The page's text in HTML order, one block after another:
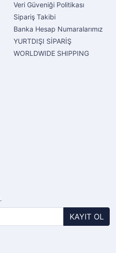
Veri Güveniği Politikası
Sipariş Takibi
Banka Hesap Numaralarımız
YURTDIŞI SİPARİŞ
WORLDWIDE SHIPPING
KAYIT OL